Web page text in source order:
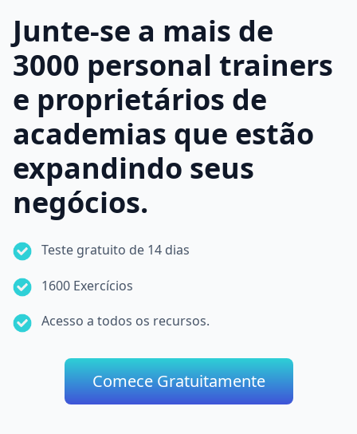
Junte-se a mais de
3000 personal trainers
e proprietários de
academias que estão
expandindo seus
negócios.
Teste gratuito de 14 dias
1600 Exercícios
Acesso a todos os recursos.
Comece Gratuitamente